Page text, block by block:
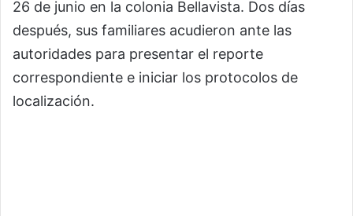
26 de junio en la colonia Bellavista. Dos días
después, sus familiares acudieron ante las
autoridades para presentar el reporte
correspondiente e iniciar los protocolos de
localización.